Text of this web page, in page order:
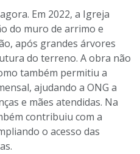
Em 2022, a Igreja
do muro de arrimo e
após grandes árvores
do terreno. A obra não
também permitiu a
ajudando a ONG a
e mães atendidas. Na
contribuiu com a
o acesso das